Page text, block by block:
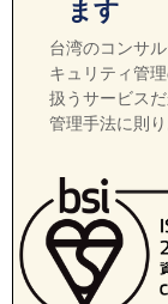
ます
台湾のコンサ
キュリティ管
扱うサービス
管理手法に則